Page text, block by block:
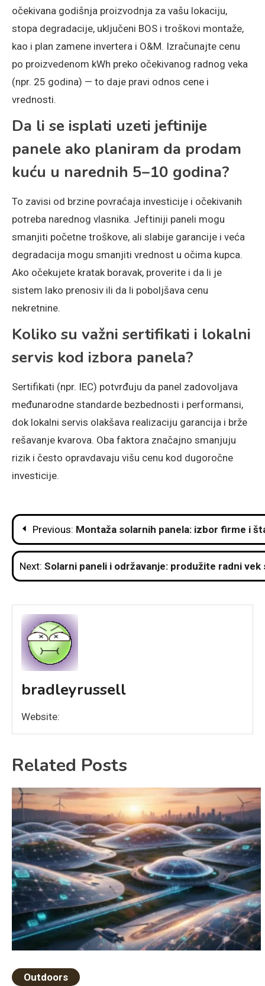
očekivana godišnja proizvodnja za vašu lokaciju,
stopa degradacije, uključeni BOS i troškovi montaže,
kao i plan zamene invertera i O&M. Izračunajte cenu
po proizvedenom kWh preko očekivanog radnog veka
(npr. 25 godina) — to daje pravi odnos cene i
vrednosti.
Da li se isplati uzeti jeftinije
panele ako planiram da prodam
kuću u narednih 5–10 godina?
To zavisi od brzine povraćaja investicije i očekivanih
potreba narednog vlasnika. Jeftiniji paneli mogu
smanjiti početne troškove, ali slabije garancije i veća
degradacija mogu smanjiti vrednost u očima kupca.
Ako očekujete kratak boravak, proverite i da li je
sistem lako prenosiv ili da li poboljšava cenu
nekretnine.
Koliko su važni sertifikati i lokalni
servis kod izbora panela?
Sertifikati (npr. IEC) potvrđuju da panel zadovoljava
međunarodne standarde bezbednosti i performansi,
dok lokalni servis olakšava realizaciju garancija i brže
rešavanje kvarova. Oba faktora značajno smanjuju
rizik i često opravdavaju višu cenu kod dugoročne
investicije.
Post
navigation
Previous: Montaža solarnih panela: izbor firme i
Next: Solarni paneli i održavanje: produžite radni vek
bradleyrussell
Website:
Related Posts
Outdoors